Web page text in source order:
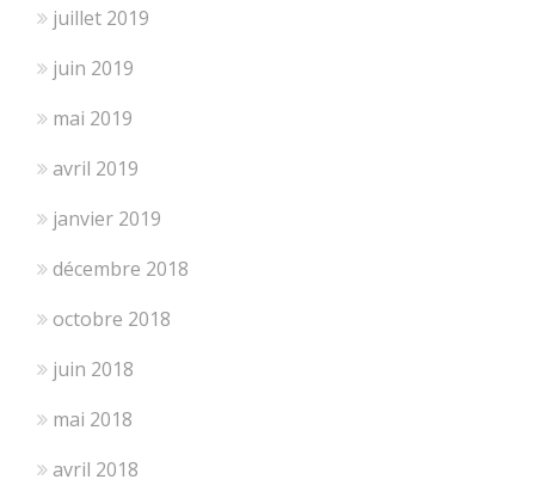
juillet 2019
juin 2019
mai 2019
avril 2019
janvier 2019
décembre 2018
octobre 2018
juin 2018
mai 2018
avril 2018